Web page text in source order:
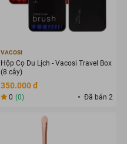
VACOSI
Hộp Cọ Du Lịch - Vacosi Travel Box
(8 cây)
350.000 đ
0 (0) Đã bán 2